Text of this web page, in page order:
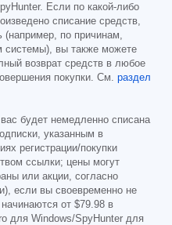
Если по какой-либо
списание средств,
(например, по причинам,
системы), вы также можете
возврат средств в любое
покупки. См. раздел
будет немедленно списана
указанным в
регистрации/покупки
ссылки; цены могут
или акции, согласно
если вы своевременно не
от $79.98 в
для Windows/SpyHunter для